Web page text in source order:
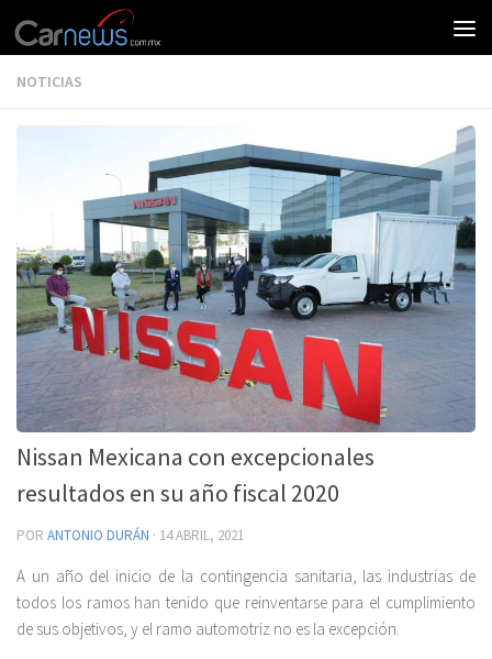
NOTICIAS
Nissan Mexicana con excepcionales
resultados en su año fiscal 2020
POR ANTONIO DURÁN · 14 ABRIL, 2021
A un año del inicio de la contingencia sanitaria, las industrias de
todos los ramos han tenido que reinventarse para el cumplimiento
de sus objetivos, y el ramo automotriz no es la excepción.